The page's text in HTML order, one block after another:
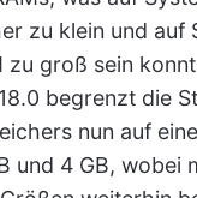
zu klein und auf
zu groß sein
begrenzt die
nun auf
und 4 GB, wobei